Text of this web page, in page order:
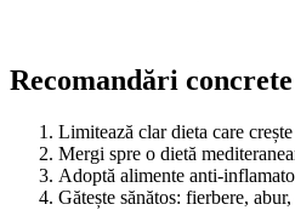
Recomandări
Limitează clar dieta care
Mergi spre o dietă
Adoptă alimente anti-
Gătește sănătos: fierbere,